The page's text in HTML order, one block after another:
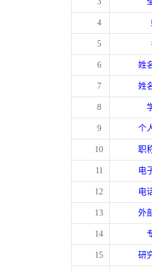
4
5
6 姓
7 姓
8
9 个
10 职
11 电
12 电
13 外
14
15 研